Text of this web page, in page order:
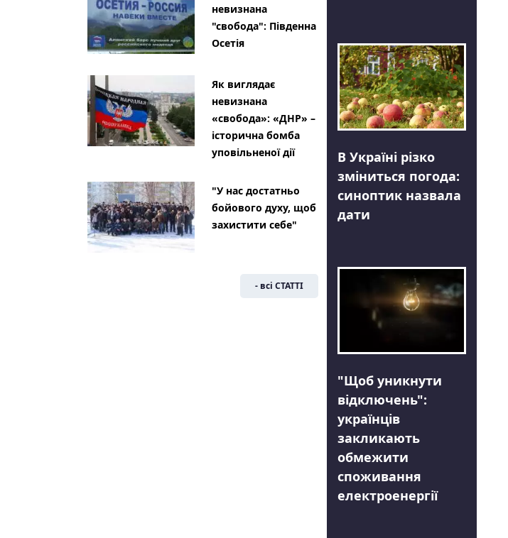
невизнана
"свобода": Південна
Осетія
Як виглядає
невизнана
«свобода»: «ДНР» –
історична бомба
уповільненої дії
"У нас достатньо
бойового духу, щоб
захистити себе"
- всі СТАТТІ
В Україні різко
зміниться погода:
синоптик назвала
дати
"Щоб уникнути
відключень":
українців
закликають
обмежити
споживання
електроенергії